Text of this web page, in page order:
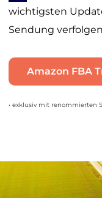
wichtigsten
Sendung verfolgen
Amazon FBA
• exklusiv mit renommierten